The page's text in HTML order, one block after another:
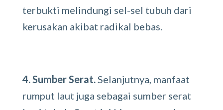
terbukti melindungi sel-sel tubuh dari
kerusakan akibat radikal bebas.
4. Sumber Serat. Selanjutnya, manfaat
rumput laut juga sebagai sumber serat